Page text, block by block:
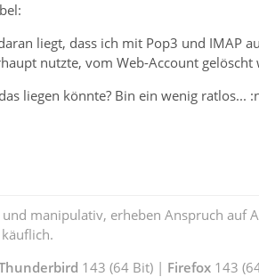
liegt, dass ich mit Pop3 und IMAP
nutzte, vom Web-Account
liegen könnte? Bin ein wenig ratlos...
manipulativ, erheben Anspruch auf
143 (64 Bit) | Firefox143